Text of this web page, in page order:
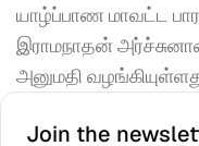
யாழ்ப்பாண மாவட்ட
இராமநாதன்
அனுமதி
Join the